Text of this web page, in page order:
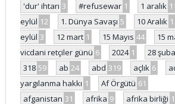
'dur' ihtarı 3 #refusewar 1 1 aralık
eylül 12 1. Dünya Savaşı 5 10 Aralık 1
eylül 3 12 mart 1 15 Mayıs 44
15
vicdani retçiler günü 6 2024 1 28
318 59 ab 24 abd 319 açlık 6
yargılanma hakkı 1 Af Örgütü 61
afganistan 31 afrika 9 afrika birliği 1